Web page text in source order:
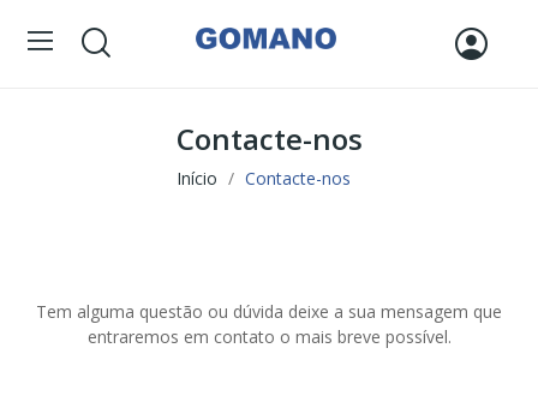
Contacte-nos
Início Contacte-nos
Tem alguma questão ou dúvida deixe a sua mensagem que
entraremos em contato o mais breve possível.